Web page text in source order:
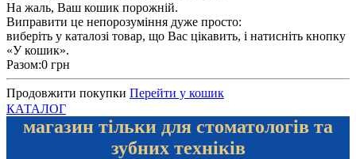
На жаль, Ваш кошик порожній.
Виправити це непорозуміння дуже просто:
виберіть у каталозі товар, що Вас цікавить, і натисніть кнопку
«У кошик».
Разом:0 грн
Продовжити покупки Перейти у кошик
КАТАЛОГ
магазин тільки для стоматологів та
зубних техніків